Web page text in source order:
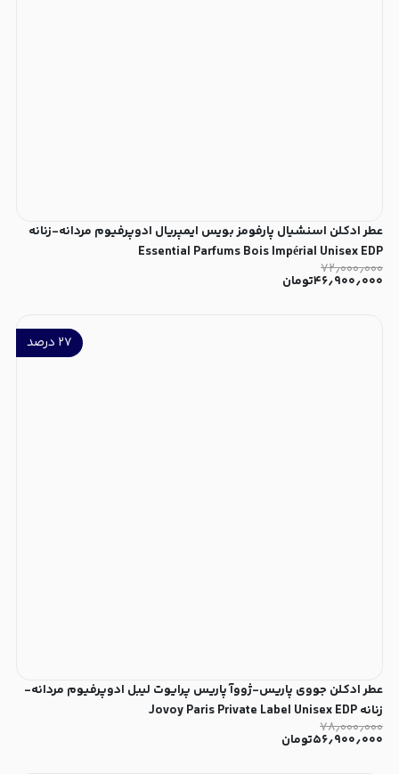
عطر ادکلن اسنشیال پارفومز بویس ایمپریال ادوپرفیوم مردانه-زنانه
Essential Parfums Bois Impérial Unisex EDP
۷۲٫۰۰۰٫۰۰۰
۴۶٫۹۰۰٫۰۰۰تومان
۲۷ درصد
عطر ادکلن جووی پاریس-ژووآ پاریس پرایوت لیبل ادوپرفیوم مردانه-
زنانه Jovoy Paris Private Label Unisex EDP
۷۸٫۰۰۰٫۰۰۰
۵۶٫۹۰۰٫۰۰۰تومان